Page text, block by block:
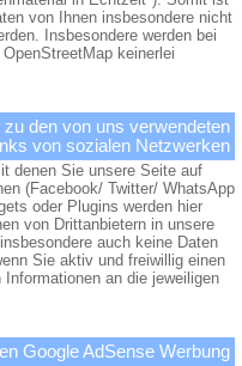
von Ihnen insbesondere nicht
Insbesondere werden bei
keinerlei
den von uns verwendeten
von sozialen Netzwerken
denen Sie unsere Seite auf
(Facebook/ Twitter/ WhatsApp
oder Plugins werden hier
von Drittanbietern in unsere
auch keine Daten
Sie aktiv und freiwillig einen
an die jeweiligen
Google AdSense Werbung